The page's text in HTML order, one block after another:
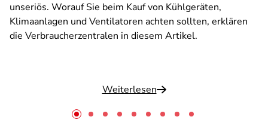
unseriös. Worauf Sie beim Kauf von Kühlgeräten,
Klimaanlagen und Ventilatoren achten sollten, erklären
die Verbraucherzentralen in diesem Artikel.
Weiterlesen